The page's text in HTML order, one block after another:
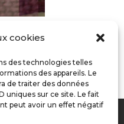
cookies
des technologies telles
des appareils. Le
de traiter des données
uniques sur ce site. Le fait
peut avoir un effet négatif